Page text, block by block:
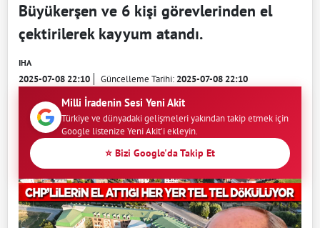
Büyükerşen ve 6 kişi görevlerinden el
çektirilerek kayyum atandı.
IHA
2025-07-08 22:10 Güncelleme Tarihi:2025-07-08 22:10
Milli İradenin Sesi Yeni Akit
Türkiye ve dünyadaki gelişmeleri yakından takip etmek için
Google listenize Yeni Akit'i ekleyin.
⭐ Bizi Google'da Takip Et